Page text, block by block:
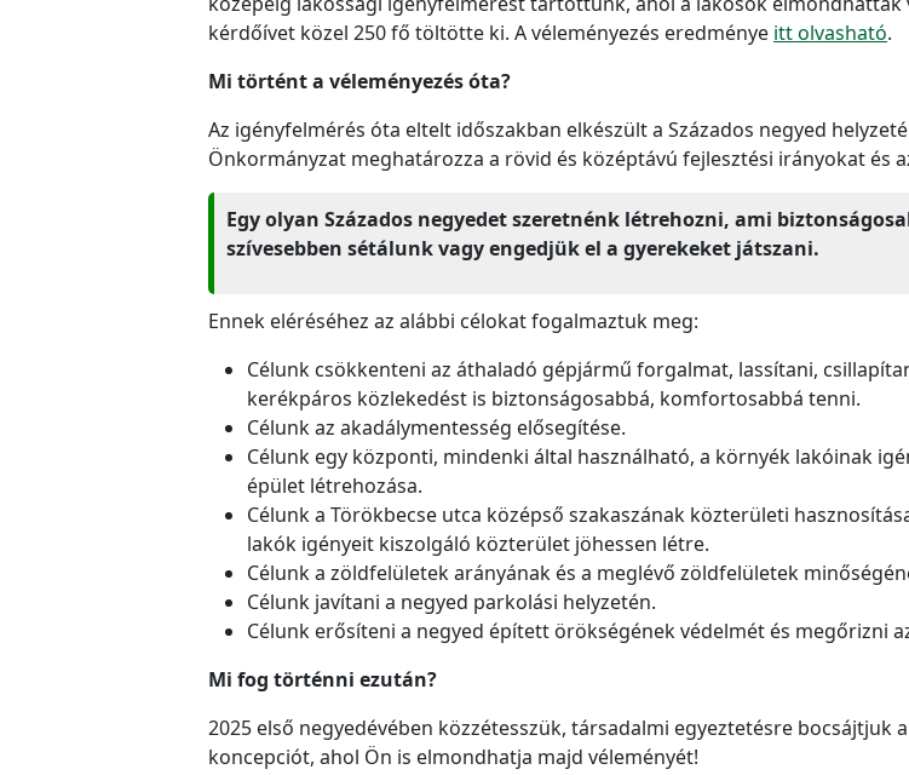
kérdőívet közel 250 fő töltötte ki. A véleményezés eredménye itt olvasható.
Mi történt a véleményezés óta?
Az igényfelmérés óta eltelt időszakban elkészült a Százados negyed
Önkormányzat meghatározza a rövid és középtávú fejlesztési irányokat és
Egy olyan Százados negyedet szeretnénk létrehozni, ami
szívesebben sétálunk vagy engedjük el a gyerekeket játszani.
Ennek eléréséhez az alábbi célokat fogalmaztuk meg:
Célunk csökkenteni az áthaladó gépjármű forgalmat, lassítani,
kerékpáros közlekedést is biztonságosabbá, komfortosabbá tenni.
Célunk az akadálymentesség elősegítése.
Célunk egy központi, mindenki által használható, a környék lakóinak
épület létrehozása.
Célunk a Törökbecse utca középső szakaszának közterületi
lakók igényeit kiszolgáló közterület jöhessen létre.
Célunk a zöldfelületek arányának és a meglévő zöldfelületek
Célunk javítani a negyed parkolási helyzetén.
Célunk erősíteni a negyed épített örökségének védelmét és megőrizni
Mi fog történni ezután?
2025 első negyedévében közzétesszük, társadalmi egyeztetésre
koncepciót, ahol Ön is elmondhatja majd véleményét!